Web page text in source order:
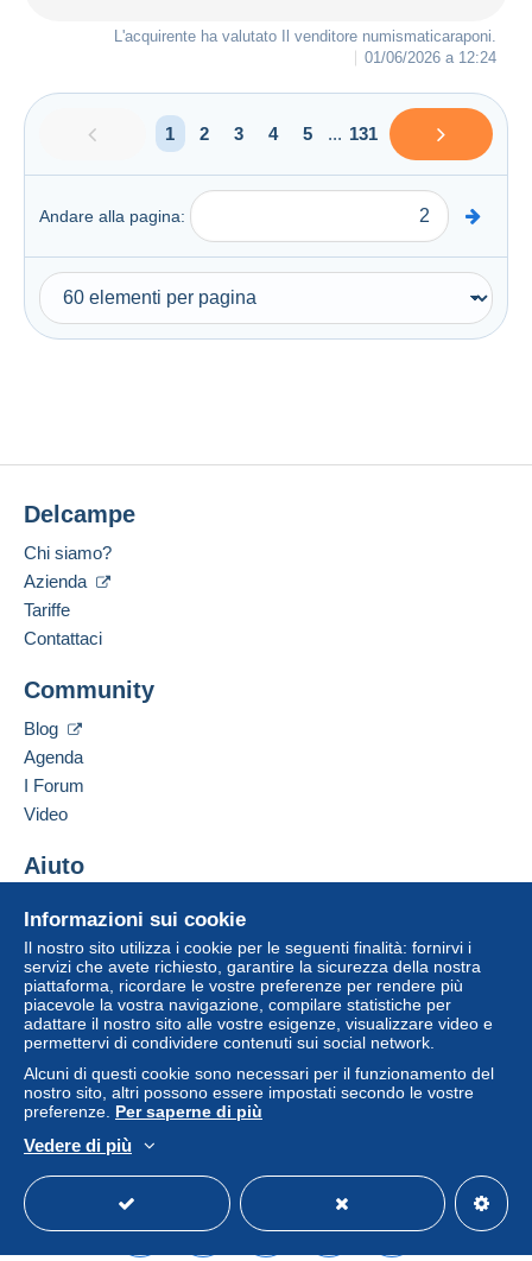
L'acquirente ha valutato Il venditore numismaticaraponi
01/06/2026 a 12:24
1 2 3 4 5 ... 131
Andare alla pagina:
Informazioni sui cookie
Il nostro sito utilizza i cookie per le seguenti finalità: fornirvi i
servizi che avete richiesto, garantire la sicurezza della nostra
piattaforma, ricordare le vostre preferenze per rendere più
piacevole la vostra navigazione, compilare statistiche per
adattare il nostro sito alle vostre esigenze, visualizzare video e
permettervi di condividere contenuti sui social network.
Alcuni di questi cookie sono necessari per il funzionamento del
nostro sito, altri possono essere impostati secondo le vostre
preferenze. Per saperne di più
Vedere di più
Delcampe
Chi siamo?
Azienda
Tariffe
Contattaci
Community
Blog
Agenda
I Forum
Video
Aiuto
Acquistare su Delcampe
Vendere su Delcampe
Un sito sicuro